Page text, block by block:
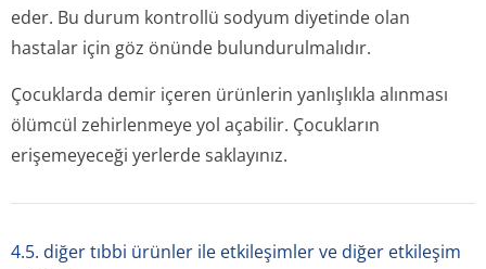
eder. Bu durum kontrollü sodyum diyetinde olan
hastalar için göz önünde bulundurulmalıdır.
Çocuklarda demir içeren ürünlerin yanlışlıkla alınması
ölümcül zehirlenmeye yol açabilir. Çocukların
erişemeyeceği yerlerde saklayınız.
4.5. diğer tıbbi ürünler ile etkileşimler ve diğer etkileşim